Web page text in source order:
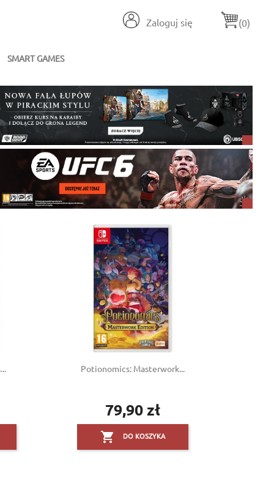
Zaloguj się (0)
SMART GAMES
Potionomics: Masterwork...
Cena
79,90 zł
 DO KOSZYKA